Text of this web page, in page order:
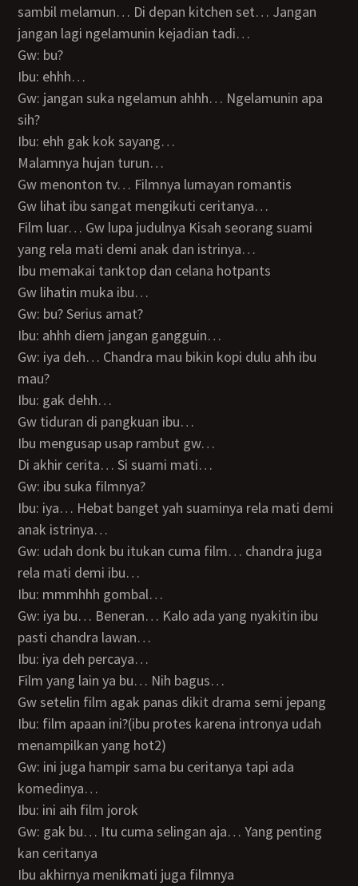
sambil melamun… Di depan kitchen set… Jangan
jangan lagi ngelamunin kejadian tadi…
Gw: bu?
Ibu: ehhh…
Gw: jangan suka ngelamun ahhh… Ngelamunin apa
sih?
Ibu: ehh gak kok sayang…
Malamnya hujan turun…
Gw menonton tv… Filmnya lumayan romantis
Gw lihat ibu sangat mengikuti ceritanya…
Film luar… Gw lupa judulnya Kisah seorang suami
yang rela mati demi anak dan istrinya…
Ibu memakai tanktop dan celana hotpants
Gw lihatin muka ibu…
Gw: bu? Serius amat?
Ibu: ahhh diem jangan gangguin…
Gw: iya deh… Chandra mau bikin kopi dulu ahh ibu
mau?
Ibu: gak dehh…
Gw tiduran di pangkuan ibu…
Ibu mengusap usap rambut gw…
Di akhir cerita… Si suami mati…
Gw: ibu suka filmnya?
Ibu: iya… Hebat banget yah suaminya rela mati demi
anak istrinya…
Gw: udah donk bu itukan cuma film… chandra juga
rela mati demi ibu…
Ibu: mmmhhh gombal…
Gw: iya bu… Beneran… Kalo ada yang nyakitin ibu
pasti chandra lawan…
Ibu: iya deh percaya…
Film yang lain ya bu… Nih bagus…
Gw setelin film agak panas dikit drama semi jepang
Ibu: film apaan ini?(ibu protes karena intronya udah
menampilkan yang hot2)
Gw: ini juga hampir sama bu ceritanya tapi ada
komedinya…
Ibu: ini aih film jorok
Gw: gak bu… Itu cuma selingan aja… Yang penting
kan ceritanya
Ibu akhirnya menikmati juga filmnya